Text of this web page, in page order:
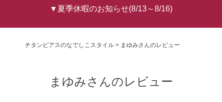
▼夏季休暇のお知らせ(8/13～8/16)
チタンピアスのなでしこスタイル まゆみさんのレビュー
まゆみさんのレビュー